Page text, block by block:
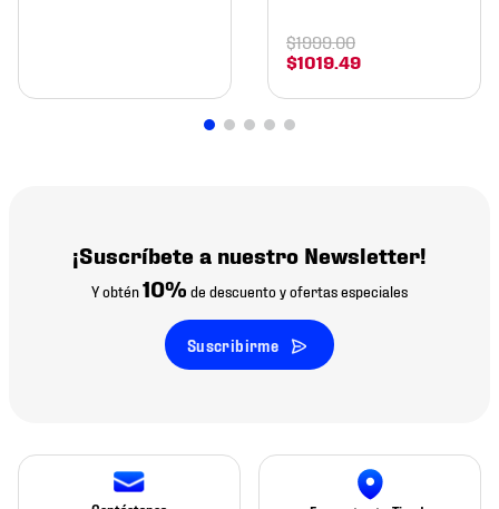
$1019 49
$1999.00
¡Suscríbete a nuestro Newsletter!
Y obtén10% de descuento y ofertas especiales
Suscribirme